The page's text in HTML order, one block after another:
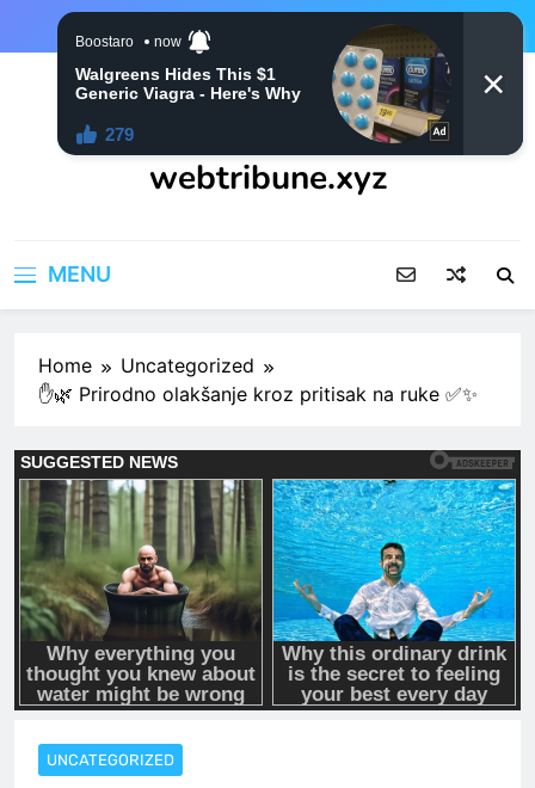
webtribune.xyz
MENU
Home
Uncategorized
✋🌿 Prirodno olakšanje kroz pritisak na ruke ✅✨
UNCATEGORIZED